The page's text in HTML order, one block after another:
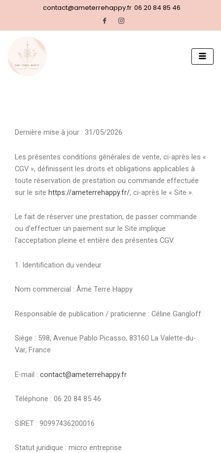
contenu
contact@ameterrehappy.fr 06 20 84 85 46
Dernière mise à jour : 31/05/2026
Les présentes conditions générales de vente, ci-après les «
CGV », définissent les droits et obligations applicables à
toute réservation de prestation ou commande effectuée
sur le site https://ameterrehappy.fr/, ci-après le « Site ».
Le fait de réserver une prestation, de passer commande
ou d’effectuer un paiement sur le Site implique
l’acceptation pleine et entière des présentes CGV.
1. Identification du vendeur
Nom commercial : Âme Terre Happy
Responsable de publication / praticienne : Céline Gangloff
Siège : 598, Avenue Pablo Picasso, 83160 La Valette-du-
Var, France
E-mail : contact@ameterrehappy.fr
Téléphone : 06 20 84 85 46
SIRET : 90997436200016
Statut juridique : micro entreprise